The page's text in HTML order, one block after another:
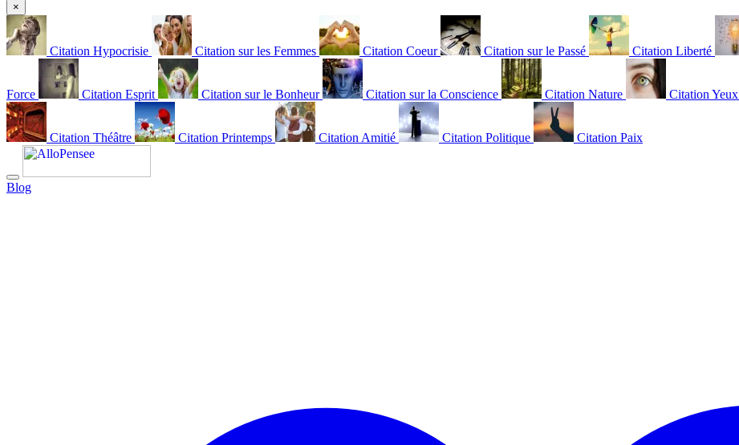
×
Citation Hypocrisie Citation sur les Femmes Citation Coeur Citation sur le Passé Citation Liberté
Force Citation Esprit Citation sur le Bonheur Citation sur la Conscience Citation Nature Citation Yeux
Citation Théâtre Citation Printemps Citation Amitié Citation Politique Citation Paix
Blog